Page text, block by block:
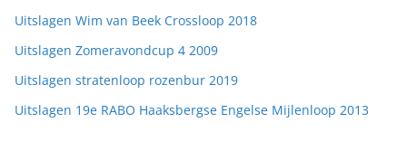
Uitslagen Wim van Beek Crossloop 2018
Uitslagen Zomeravondcup 4 2009
Uitslagen stratenloop rozenbur 2019
Uitslagen 19e RABO Haaksbergse Engelse Mijlenloop 2013